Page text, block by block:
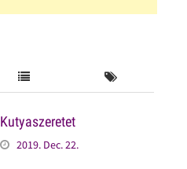
Kutyaszeretet
2019. Dec. 22.